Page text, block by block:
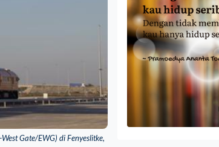
Gate/EWG) di Fenyeslitke,